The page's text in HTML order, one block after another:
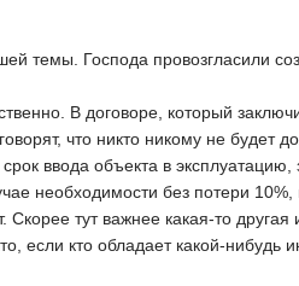
темы. Господа провозгласили
В договоре, который
что никто никому не будет
ввода объекта в
необходимости без потери 10%,
Скорее тут важнее какая-то
если кто обладает какой-